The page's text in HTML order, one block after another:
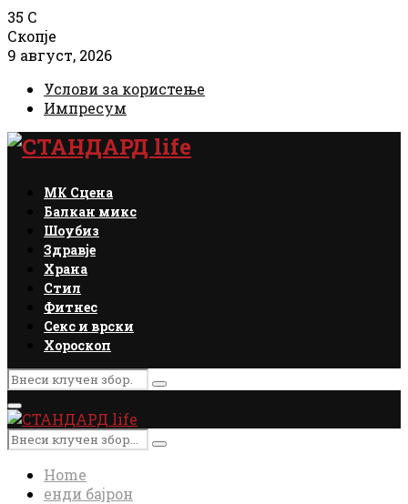
35 C
Скопје
9 август, 2026
Услови за користење
Импресум
Facebook
Instagram
Email
Rss
МК Сцена
Балкан микс
Шоубиз
Здравје
Храна
Стил
Фитнес
Секс и врски
Хороскоп
Search
for:
Search
Primary
Menu
Search
for:
Search
Home
енди бајрон